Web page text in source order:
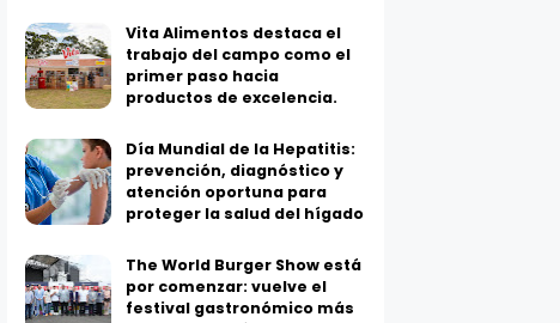
Vita Alimentos destaca el
trabajo del campo como el
primer paso hacia
productos de excelencia.
Día Mundial de la Hepatitis:
prevención, diagnóstico y
atención oportuna para
proteger la salud del hígado
The World Burger Show está
por comenzar: vuelve el
festival gastronómico más